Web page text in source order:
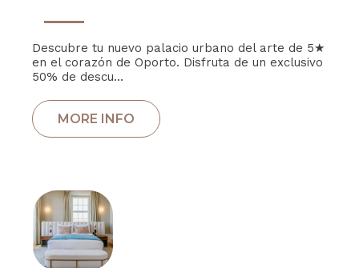
Descubre tu nuevo palacio urbano del arte de 5★
en el corazón de Oporto. Disfruta de un exclusivo
50% de descu...